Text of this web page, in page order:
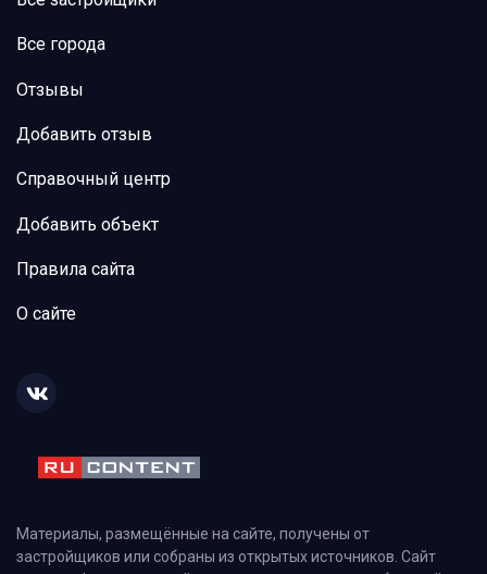
Все города
Отзывы
Добавить отзыв
Справочный центр
Добавить объект
Правила сайта
О сайте
Материалы, размещённые на сайте, получены от
застройщиков или собраны из открытых источников. Сайт